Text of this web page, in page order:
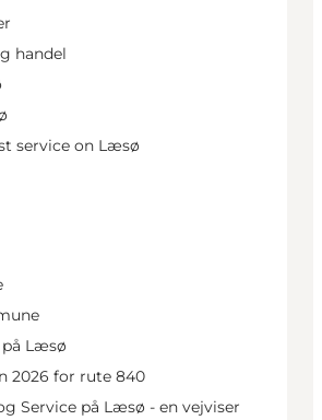
handel
service on Læsø
Læsø
2026 for rute 840
Service på Læsø - en vejviser